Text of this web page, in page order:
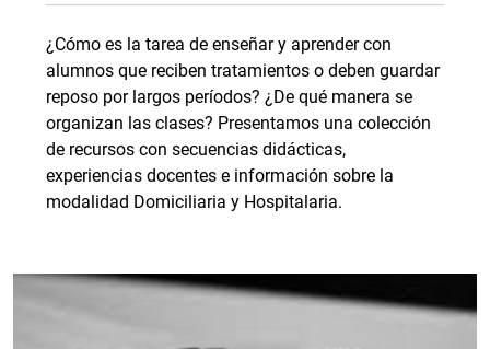
¿Cómo es la tarea de enseñar y aprender con
alumnos que reciben tratamientos o deben guardar
reposo por largos períodos? ¿De qué manera se
organizan las clases? Presentamos una colección
de recursos con secuencias didácticas,
experiencias docentes e información sobre la
modalidad Domiciliaria y Hospitalaria.